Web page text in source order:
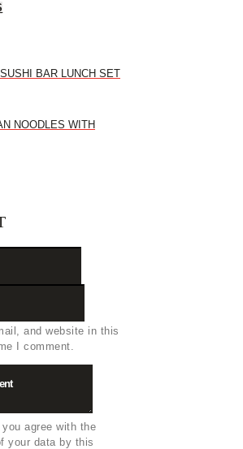
BAR LUNCH SET
NOODLES WITH
and website in this
I comment.
agree with the
your data by this